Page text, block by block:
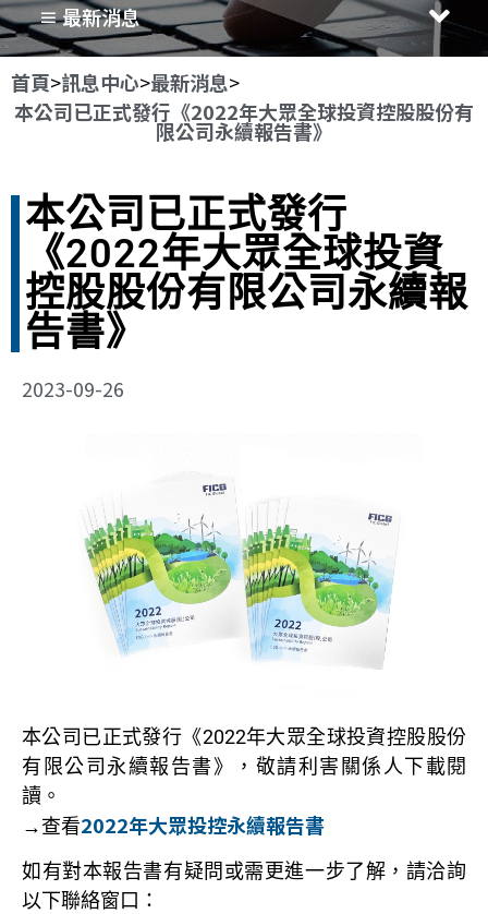
≡ 最新消息
首頁>訊息中心>最新消息>
本公司已正式發行《2022年大眾全球投資控股股份有
限公司永續報告書》
本公司已正式發行
《2022年大眾全球投資
控股股份有限公司永續報
告書》
2023-09-26
本公司已正式發行《2022年大眾全球投資控股股份
有限公司永續報告書》，敬請利害關係人下載閱
讀。
→查看2022年大眾投控永續報告書
如有對本報告書有疑問或需更進一步了解，請洽詢
以下聯絡窗口：